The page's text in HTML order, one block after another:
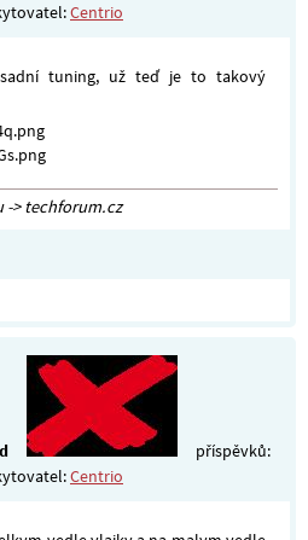
Centrio
tuning, už teď je to takový
-> techforum.cz
příspěvků:
Centrio